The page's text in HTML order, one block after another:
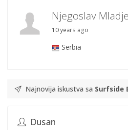
Njegoslav
10 years ago
Serbia
Najnovija iskustva sa Surfside
Dusan